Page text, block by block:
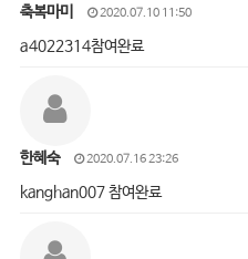
축복마미 2020.07.10 11:50
a4022314참여완료
한혜숙 2020.07.16 23:26
kanghan007 참여완료